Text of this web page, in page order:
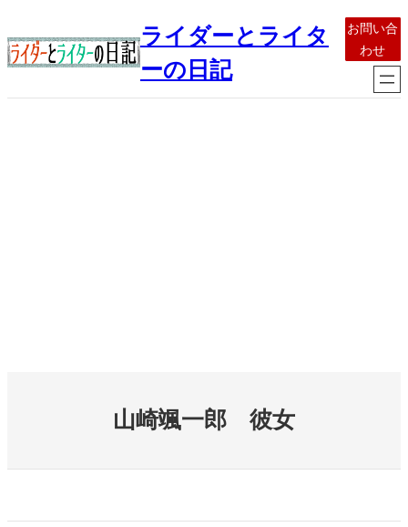
容
を
ライダーとライタ
ーの日記
お問い合
わせ
山崎颯一郎 彼女